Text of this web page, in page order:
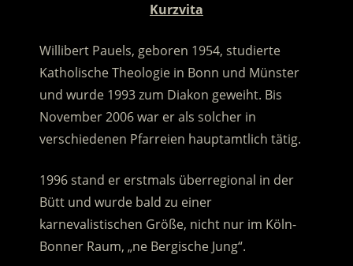
Kurzvita
Willibert Pauels, geboren 1954, studierte
Katholische Theologie in Bonn und Münster
und wurde 1993 zum Diakon geweiht. Bis
November 2006 war er als solcher in
verschiedenen Pfarreien hauptamtlich tätig.
1996 stand er erstmals überregional in der
Bütt und wurde bald zu einer
karnevalistischen Größe, nicht nur im Köln-
Bonner Raum, „ne Bergische Jung“.